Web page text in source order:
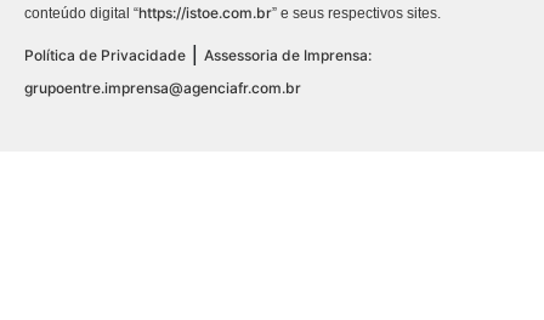
conteúdo digital “https://istoe.com.br” e seus respectivos sites.
Política de Privacidade
Assessoria de Imprensa:
grupoentre.imprensa@agenciafr.com.br